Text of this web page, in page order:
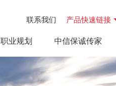
联系我们 产品快速链接
职业规划 中信保诚传家